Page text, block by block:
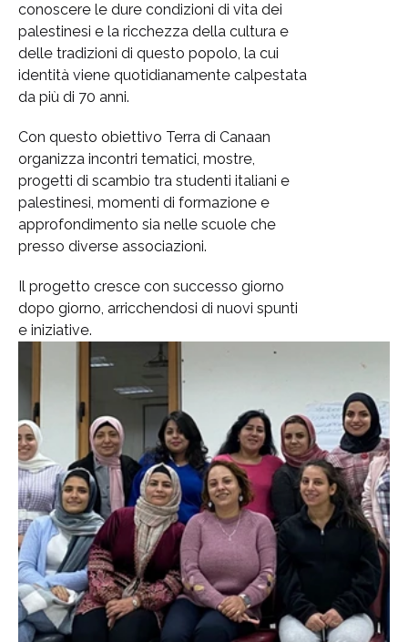
conoscere le dure condizioni di vita dei
palestinesi e la ricchezza della cultura e
delle tradizioni di questo popolo, la cui
identità viene quotidianamente calpestata
da più di 70 anni.
Con questo obiettivo Terra di Canaan
organizza incontri tematici, mostre,
progetti di scambio tra studenti italiani e
palestinesi, momenti di formazione e
approfondimento sia nelle scuole che
presso diverse associazioni.
Il progetto cresce con successo giorno
dopo giorno, arricchendosi di nuovi spunti
e iniziative.